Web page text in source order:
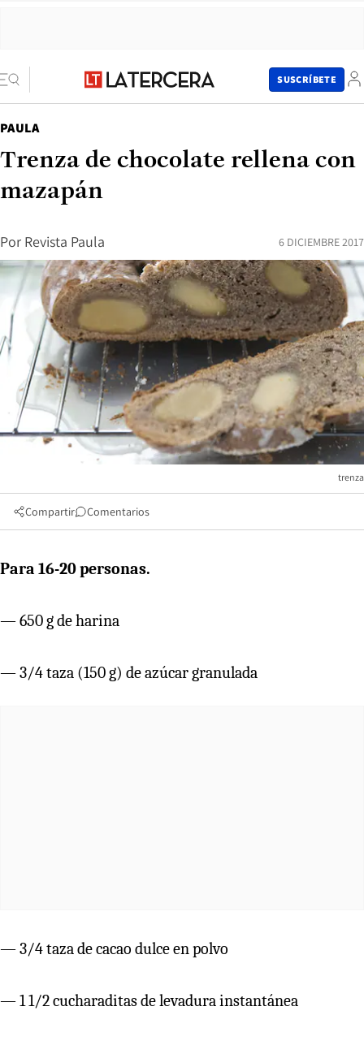
SUSCRÍBETE
PAULA
Trenza de chocolate rellena con
mazapán
Por Revista Paula 6 DICIEMBRE 2017
trenza
Compartir Comentarios
Para 16-20 personas.
— 650 g de harina
— 3/4 taza (150 g) de azúcar granulada
— 3/4 taza de cacao dulce en polvo
— 1 1/2 cucharaditas de levadura instantánea